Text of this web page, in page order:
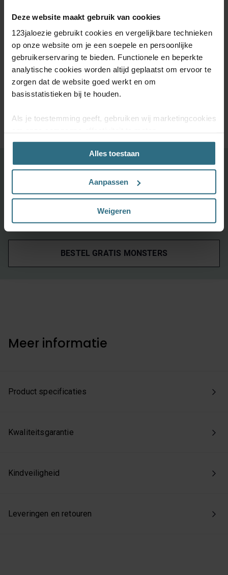
Deze website maakt gebruik van cookies
123jaloezie gebruikt cookies en vergelijkbare technieken
op onze website om je een soepele en persoonlijke
gebruikerservaring te bieden. Functionele en beperkte
analytische cookies worden altijd geplaatst om ervoor te
zorgen dat de website goed werkt en om
basisstatistieken bij te houden.
Als je toestemming geeft, gebruiken wij marketingcookies
(prestatiegerichte marketingcookies) en content op jouw
voorkeuren af te stemmen (advertentie- en
socialmediacookies). Deze cookies kunnen we inzetten
voor advertentie personalisaties. Met deze cookies
kunnen wij en derde partijen uw gedrag op onze website
onze cookie- en privacyverklaring.
Kies je voor ‘Alles accepteren’, dan ga je akkoord met het
gebruik van alle cookies. Kies je 'Weigeren', dan plaatsen
we enkel de functionele en beperkte analytische cookies
Alles toestaan
Aanpassen
Weigeren
De perfecte maat.
Raamdecoratie
speciaal voor jou
met de hand
gemaakt
5 jaar
kwaliteitsgarantie
Kom je er niet uit?
Onze
Ontdek je favoriete product!
Vandaag vóór 12:00 besteld is morgen in huis
BESTEL GRATIS MONSTERS
Meer informatie
Product specificaties
Kwaliteitsgarantie
Kindveiligheid
Leveringen en retouren